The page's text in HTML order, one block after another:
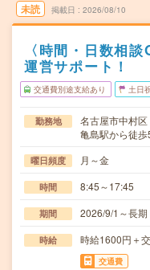
未読 掲載日 2026/08/10
〈時間・日数相
運営サポート！
交通費別途支給あり 土日
勤務地
名古屋市中村区
亀島駅から徒
曜日頻度 月～金
時間 8:45～17:45
期間 2026/9/1～長
時給 時給1600円＋交
交通費